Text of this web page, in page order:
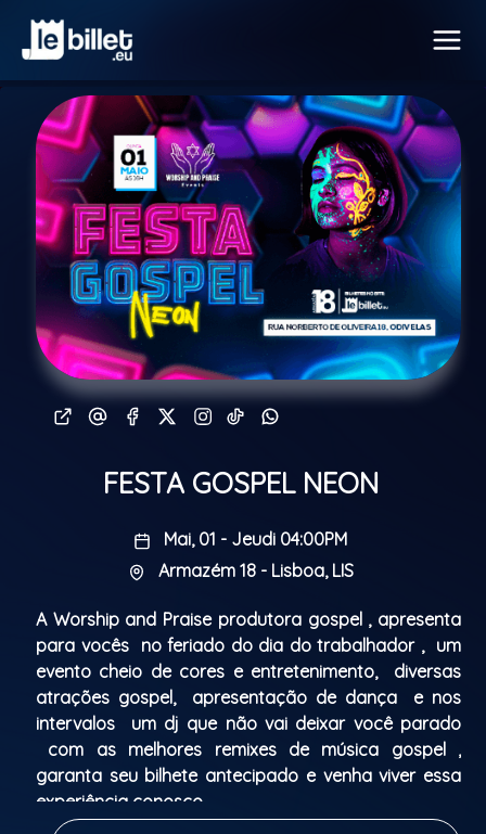
FESTA GOSPEL NEON
Mai, 01 - Jeudi 04:00PM
Armazém 18 - Lisboa, LIS
A Worship and Praise produtora gospel , apresenta
para vocês no feriado do dia do trabalhador , um
evento cheio de cores e entretenimento, diversas
atrações gospel, apresentação de dança e nos
intervalos um dj que não vai deixar você parado
com as melhores remixes de música gospel ,
garanta seu bilhete antecipado e venha viver essa
experiência conosco.